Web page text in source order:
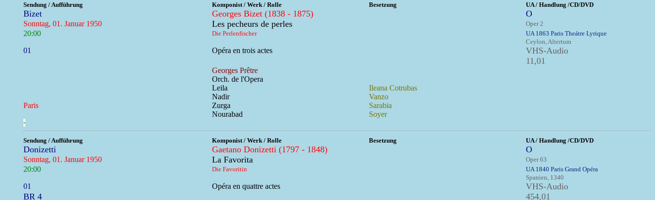
Sendung / Aufführung Komponist / Werk / Rolle Besetzung UA / Handlung /CD/DVD
Bizet Georges Bizet (1838 - 1875) O
Sonntag, 01. Januar 1950 Les pecheurs de perles Oper 2
20:00 Die Perlenfischer
UA 1863 Paris Theátre Lyrique
Ceylon, Altertum
01 Opéra en trois actes
VHS-Audio
11,01
Georges Prêtre
Orch. de l'Opera
Leila
Ileana Cotrubas
Nadir
Vanzo
Paris
Zurga
Sarabia
Nourabad
Soyer
-
Sendung / Aufführung Komponist / Werk / Rolle Besetzung UA / Handlung /CD/DVD
Donizetti Gaetano Donizetti (1797 - 1848) O
Sonntag, 01. Januar 1950 La Favorita Oper 63
20:00 Die Favoritin
UA 1840 Paris Grand Opéra
Spanien, 1340
01 Opéra en quattre actes
VHS-Audio
BR 4
454,01